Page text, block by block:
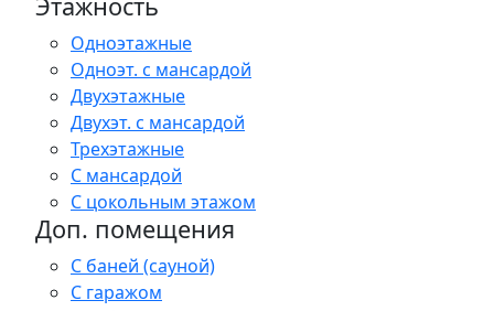
Этажность
Одноэтажные
Одноэт. с мансардой
Двухэтажные
Двухэт. с мансардой
Трехэтажные
С мансардой
С цокольным этажом
Доп. помещения
С баней (сауной)
С гаражом